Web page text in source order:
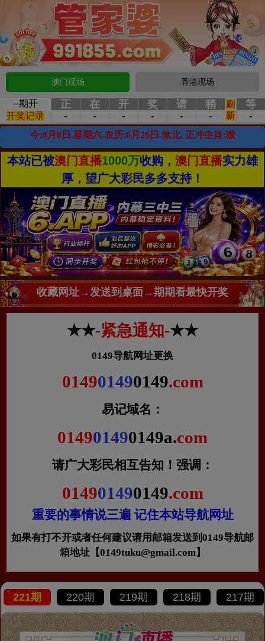
澳门现场 香港现场
本站已被澳门直播1000万收购， 澳门直播实力雄
厚，望广大彩民多多支持！
收藏网址→发送到桌面→期期看最快开奖
★★-紧急通知-★★
0149导航网址更换
014901490149.com
易记域名：
014901490149a.com
请广大彩民相互告知！ 强调：
014901490149.com
重要的事情说三遍 记住本站导航网址
如果有打不开或者任何建议请用邮箱发送到0149导航邮
箱地址【0149tuku@gmail.com】
221期 220期 219期 218期 217期